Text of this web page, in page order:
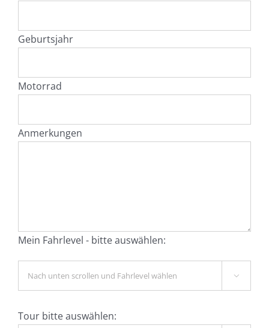
Geburtsjahr
Motorrad
Anmerkungen
Mein Fahrlevel - bitte auswählen:

Tour bitte auswählen: